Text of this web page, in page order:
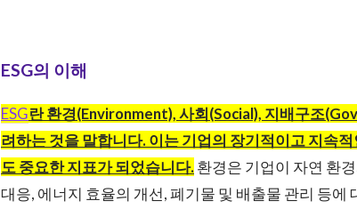
ESG의 이해
ESG란 환경(Environment), 사회(Social), 지배구조
려하는 것을 말합니다. 이는 기업의 장기적이고 지속
도 중요한 지표가 되었습니다. 환경은 기업이 자연 환
대응, 에너지 효율의 개선, 폐기물 및 배출물 관리 등